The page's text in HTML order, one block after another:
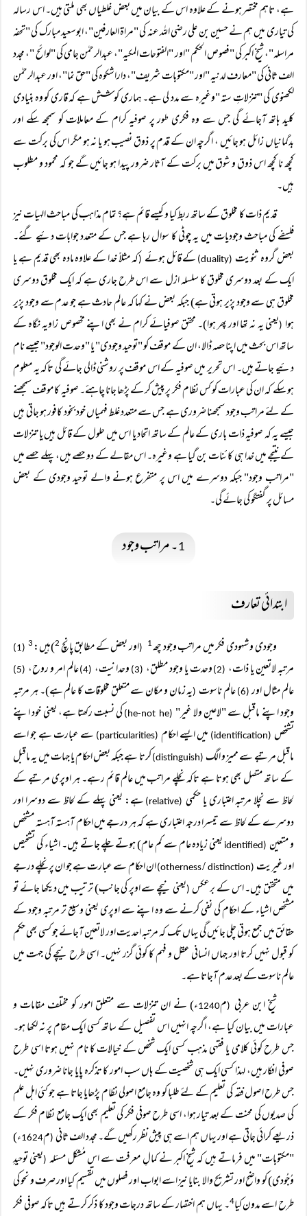
ہے، تاہم مختصر ہونے کے علاوہ اس کے بیان میں بعض غلطیاں بھی ملتی ہیں۔ اس رسالہ
کی تیاری میں ہم نے حسین بن علی رضی اللہ عنہ کی "مراۃ العارفین"، ابوسعید مبارک کی "تحفہ
مراسلہ"، شیخ اکبر کی "فصوص الحکم "اور "الفتوحات المکیہ"، عبدالرحمٰن جامی کی "لوائح "، مجدد
الف ثانی کی "معارف لدنیہ "اور "مکتوبات شریف"، داراشکوہ کی "حق نما"، اور عبدالرحمٰن
لکھنوی کی "تنزلاتِ ستہ "وغیرہ سے مدد لی ہے۔ ہماری کوشش ہے کہ قاری کو وہ بنیادی
کلید ہاتھ آجائے گی جس سے وہ فکری طور پر صوفیہ کرام کے معاملات کو سمجھ سکے اور
بدگمانیاں زائل ہو جائیں ، اگرچہ ان کے قدم پر ذوق نصیب ہو یا نہ ہو مگر اس کی برکت سے
کچھ نا کچھ اس ذوق و شوق میں برکت کے آثار ضرور پیدا ہو جائیں گے جو کہ محمود و مطلوب
ہیں۔
قدیم ذات کا مخلوق کے ساتھ ربط کیا و کیسے قائم ہے؟ تمام مذاہب کی مباحث الہیات نیز
فلسفے کی مباحث وجودیات میں یہ چوٹی کا سوال رہا ہے جس کے متعدد جوابات دئیے گئے۔
بعض گروہ ثنویت (duality) کے قائل ہوئے (کہ مثلاً خدا کے علاوہ مادہ بھی قدیم ہے یا
ایک کے بعد دوسری مخلوق کا سلسلہ ازل سے اس طرح جاری ہے کہ ایک مخلوق دوسری
مخلوق ہی سے وجود پزیر ہوتی ہے) جبکہ بعض نے کہا کہ عالم حادث ہے جو عدم سے وجود پزیر
ہوا (یعنی یہ نہ تھا اور پھر ہوا)۔ محقق صوفیائے کرام نے بھی اپنے مخصوص زاویہ نگاہ کے
ساتھ اس بحث میں اپنا حصہ ڈالا، ان کے موقف کو "توحید وجودی" یا "وحدت الوجود" جیسے نام
دئیے جاتے ہیں۔ اس تحریر میں صوفیہ کے اس موقف پر روشنی ڈالی جائے گی تاکہ یہ معلوم
ہو سکے کہ ان کی عبارات کو کس نظام فکر پر پیش کر کے پڑھا جانا چاہئے۔ صوفیہ کا موقف سمجھنے
کے لئے مراتب وجود سمجھنا ضروری ہے جس سے متعدد غلط فہمیاں خود بخود کافور ہو جاتی ہیں
جیسے یہ کہ صوفیہ ذات باری کے عالم کے ساتھ اتحاد یا اس میں حلول کے قائل ہیں یا تنزلات
کے نتیجے میں خدا ہی کائنات بن گیا ہے وغیرہ۔ اس مقالے کے دو حصے ہیں، پہلے حصے میں
"مراتب وجود" جبکہ دوسرے میں اس پر متفرع ہونے والے توحید وجودی کے بعض
مسائل پر گفتگو کی جائے گی۔
1۔ مراتب وجود
ابتدائی تعارف
وجودی و شہودی فکر میں مراتب وجود چھ1
(اور بعض کے مطابق پانچ 2)ہیں: 3
(1)
مرتبہ لاتعین یا ذات، (2) وحدت یا وجود مطلق، (3) وحدانیت، (4) عالم امر و روح، (5)
عالم مثال اور(6) عالم ناسوت (یہ زمان و مکان سے متعلق مخلوقات کا عالم ہے)۔ ہر مرتبہ
وجود اپنے ماقبل سے "لاعین ولا غیر" (he-not he)
کی نسبت رکھتا ہے، یعنی خود اپنے
تشخص (identification) میں ایسے احکام (particularities)
سے عبارت ہے جو اسے
ماقبل مرتبے سے ممیز و الگ (distinguish)
کرتا ہے جبکہ بعض احکام یا جہات میں یہ ماقبل
کے ساتھ متصل بھی ہوتا ہے تاکہ نچلے مراتب میں عالم قائم رہے۔ ہر اوپری مرتبے کے
لحاظ سے نچلا مرتبہ اعتباری یا حکمی (relative)
ہے: یعنی پہلے کے لحاظ سے دوسرا اور
دوسرے کے لحاظ سے تیسرا درجہ اعتباری ہے کہ ہر درجے میں احکام آہستہ آہستہ مشخص
و متعین (identified
یعنی زیادہ عام سے کم عام) ہوتے چلے جاتے ہیں۔ اشیاء کی تشخیص
اور غیریت (otherness
/distinction)
ان احکام سے عبارت ہے جو ان پر نچلے درجے
میں متحقق ہیں۔ اس کے برعکس (یعنی نیچے سے اوپر کی جانب) ترتیب میں دیکھا جائے تو
مشخص اشیاء کے احکام کی نفی کرنے سے وہ اپنے سے اوپری یعنی وسیع تر مرتبہ وجود کے
حقائق میں جمع ہوتی چلی جائیں گی یہاں تک کہ مرتبہ احدیت اور لاتعین آجائے جو کسی بھی حکم
کو قبول نہیں کرتا اور جہاں انسانی عقل و فہم کا کوئی گزر نہیں۔ اسی طرح نیچے کی جہت میں
عالم ناسوت کے بعد عدم آجاتا ہے۔
شیخ ابن عربی (م1240ء) نے ان تنزلات سے متعلق امور کو مختلف مقامات و
عبارات میں بیان کیا ہے، اگرچہ انہیں اس تفصیل کے ساتھ کسی ایک مقام پر نہ لکھا ہو۔
جس طرح کوئی کلامی یا فقہی مذہب کسی ایک شخص کے خیالات کا نام نہیں ہوتا اسی طرح
صوفی افکار ہیں، لہذا کسی ایک ہی شخصیت کے ہاں سب امور کا تذکرہ پایا جانا ضروری نہیں۔
جس طرح اصول فقہ کی تعلیم کے لئے طلبا کو وہ جامع اصولی نظام پڑھایا جاتا ہے جو کئی اہل علم
کی صدیوں کی محنت کے بعد تیار ہوا، اسی طرح صوفی فکر کی تعلیم بھی ایک جامع نظام فکر کے
ذریعے کرائی جاتی ہے اور یہاں ہم اسے ہی پیش نظر رکھیں گے۔ مجدد الف ثانی(م1624ء)
"مکتوبات" میں فرماتے ہیں کہ شیخ اکبر نے کمالِ معرفت سے اس مُشکل مسئلہ (یعنی توحیدِ
وُجُودی) کو واضح اور تشریح والا بنایا نیز اسے ابواب اور فصلوں میں تقسیم کیا اور صرف و نحو کی
طرح اسے مدون کیا4۔ یہاں ہم اختصار کے ساتھ درجات وجود کا ذکر کرتے ہیں تاکہ صوفی فکر